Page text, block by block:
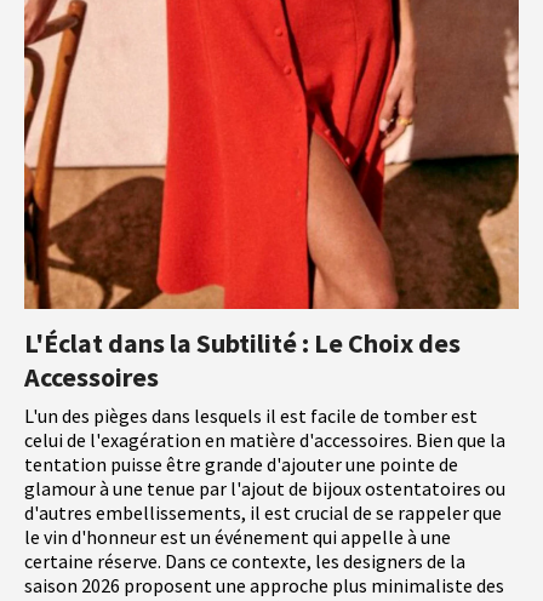
L'Éclat dans la Subtilité : Le Choix des
Accessoires
L'un des pièges dans lesquels il est facile de tomber est
celui de l'exagération en matière d'accessoires. Bien que la
tentation puisse être grande d'ajouter une pointe de
glamour à une tenue par l'ajout de bijoux ostentatoires ou
d'autres embellissements, il est crucial de se rappeler que
le vin d'honneur est un événement qui appelle à une
certaine réserve. Dans ce contexte, les designers de la
saison 2026 proposent une approche plus minimaliste des